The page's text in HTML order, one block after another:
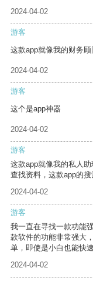
2024-04-02
游客
这款app就像我的财务顾
2024-04-02
游客
这个是app神器
2024-04-02
游客
这款app就像我的私人
查找资料，这款app的
2024-04-02
游客
我一直在寻找一款功能
款软件的功能非常强大
单，即使是小白也能快速
2024-04-02